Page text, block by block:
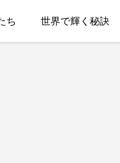
ち 世界で輝く秘訣